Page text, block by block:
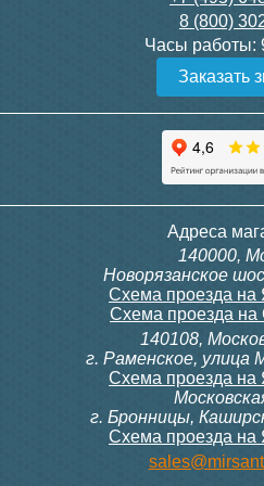
Конвектор ITT.080.200.1300
с решеткой GRILL.SGW-20-
Конвектор ITT.080.200.1000
с решеткой GRILL.SGW-20-
Подробнее
100T, 230В (накладной,
расписание, упр.с пульта)
28 000
8 (800)
Часы работы:
Заказать
Адреса
140000,
Новорязанское
Схема проезда на
Схема проезда на
140108,
г. Раменское, улица
Схема проезда на
г. Бронницы,
Схема проезда на